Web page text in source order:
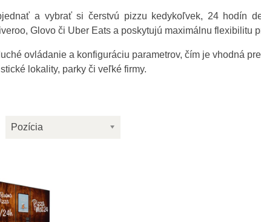
a vybrať si čerstvú pizzu kedykoľvek, 24 hodín
Glovo či Uber Eats a poskytujú maximálnu flexibilitu
ovládanie a konfiguráciu parametrov, čím je vhodná
lokality, parky či veľké firmy.
Pozícia